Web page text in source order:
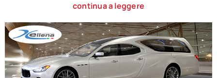
continua a leggere